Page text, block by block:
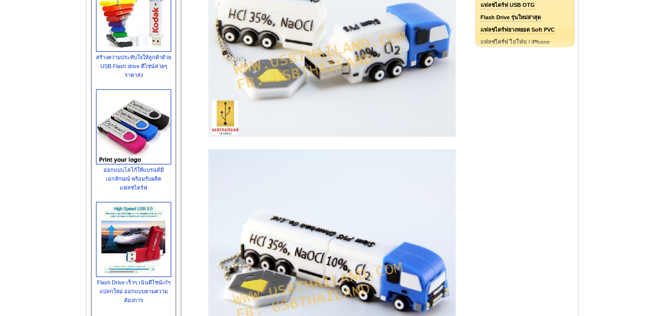
แฟลชไดร์ฟ USB OTG
Flash Drive รุ่นใหม่ล่าสุด
แฟลชไดร์ฟยางหยอด Soft PVC
แฟลชไดร์ฟ ไอโฟน / iPhone
สร้างความประทับใจให้ลูกค้าด้วย
USB Flash drive ดีไซน์สวยๆ
ราคาส่ง
ออกแบบโลโก้ให้แบรนด์มี
เอกลักษณ์ พร้อมรับผลิต
แฟลชไดร์ฟ
Flash Drive เร็วๆ เน้นดีไซน์เก๋ๆ
แปลกใหม่ ออกแบบตามความ
ต้องการ